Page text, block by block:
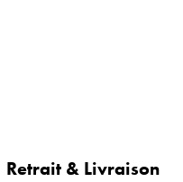
Retrait & Livraison